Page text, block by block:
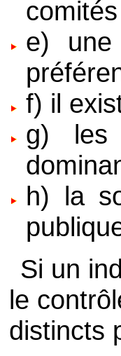
e) une
f) il
g) les
h) la
Si un
le
distincts